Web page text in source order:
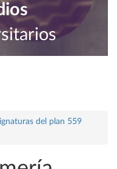
del plan 559